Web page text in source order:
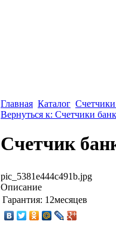
Главная Каталог
Вернуться к: Счетчики
Счетчик
pic_5381e444c491b.jpg
Описание
Гарантия: 12месяцев